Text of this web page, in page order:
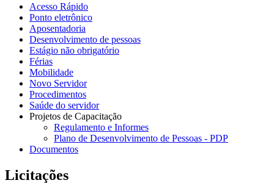
Acesso Rápido
Ponto eletrônico
Aposentadoria
Desenvolvimento de pessoas
Estágio não obrigatório
Férias
Mobilidade
Novo Servidor
Procedimentos
Saúde do servidor
Projetos de Capacitação
Regulamento e Informes
Plano de Desenvolvimento de Pessoas - PDP
Documentos
Licitações